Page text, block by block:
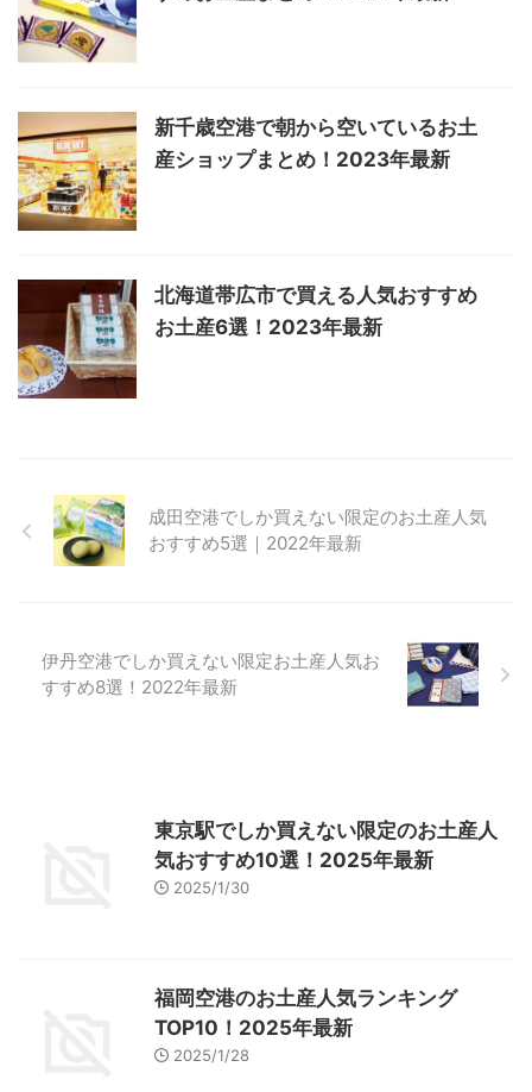
新千歳空港で朝から空いているお土
産ショップまとめ！2023年最新
北海道帯広市で買える人気おすすめ
お土産6選！2023年最新
成田空港でしか買えない限定のお土産人気
おすすめ5選｜2022年最新
伊丹空港でしか買えない限定お土産人気お
すすめ8選！2022年最新
東京駅でしか買えない限定のお土産人
気おすすめ10選！2025年最新
2025/1/30
福岡空港のお土産人気ランキング
TOP10！2025年最新
2025/1/28